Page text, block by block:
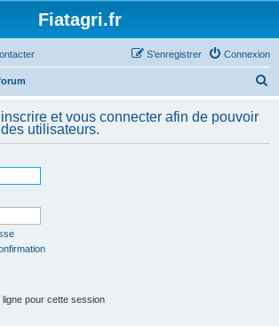
Fiatagri.fr
Connexion
S’enregistrer
h
et vous connecter afin de pouvoir
utilisateurs.
pour cette session